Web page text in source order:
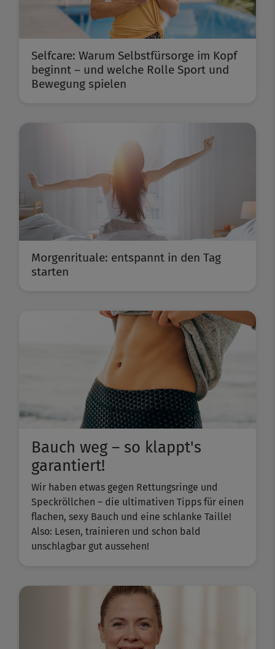
Selfcare: Warum Selbstfürsorge im Kopf
beginnt – und welche Rolle Sport und
Bewegung spielen
Morgenrituale: entspannt in den Tag
starten
Bauch weg – so klappt's
garantiert!
Wir haben etwas gegen Rettungsringe und
Speckröllchen – die ultimativen Tipps für einen
flachen, sexy Bauch und eine schlanke Taille!
Also: Lesen, trainieren und schon bald
unschlagbar gut aussehen!